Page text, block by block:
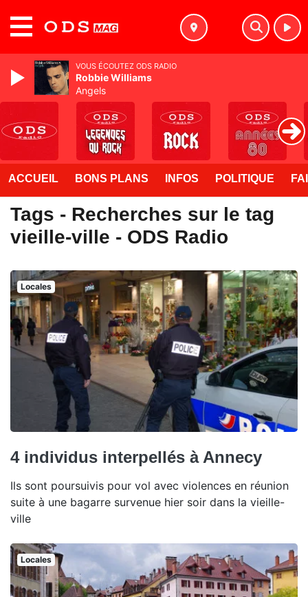
ACCUEIL BONS PLANS INFOS POLITIQUE
Tags - Recherches sur le tag
vieille-ville - ODS Radio
Locales
4 individus interpellés à Annecy
Ils sont poursuivis pour vol avec violences en réunion
suite à une bagarre survenue hier soir dans la vieille-
ville
Locales
VOUS ÉCOUTEZ ODS RADIO
Robbie Williams
Angels